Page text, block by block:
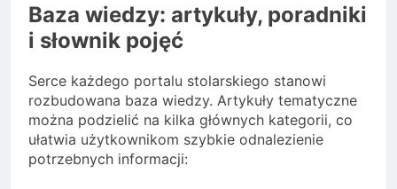
Baza wiedzy: artykuły, poradniki
i słownik pojęć
Serce każdego portalu stolarskiego stanowi
rozbudowana baza wiedzy. Artykuły tematyczne
można podzielić na kilka głównych kategorii, co
ułatwia użytkownikom szybkie odnalezienie
potrzebnych informacji: